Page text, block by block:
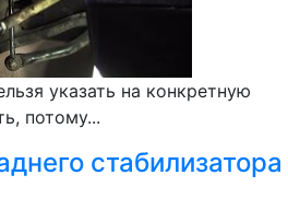
указать на конкретную
потому...
стабилизатора